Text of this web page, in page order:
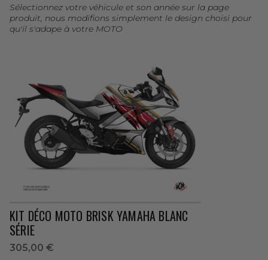
Sélectionnez votre véhicule et son année sur la page
produit, nous modifions simplement le design choisi pour
qu'il s'adape à votre MOTO
KIT DÉCO MOTO BRISK YAMAHA BLANC
SÉRIE
305,00 €